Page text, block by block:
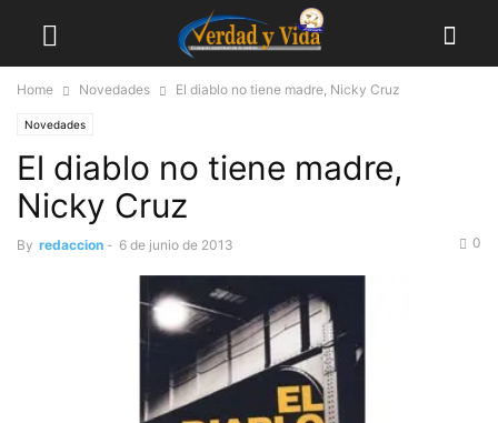
Home Novedades El diablo no tiene madre, Nicky Cruz
Novedades
El diablo no tiene madre,
Nicky Cruz
By redaccion - 6 de junio de 2013 0